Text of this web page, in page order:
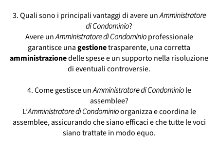
3. Quali sono i principali vantaggi di avere unAmministratore
di Condominio?
Avere unAmministratore di Condominioprofessionale
garantisce unagestionetrasparente, una corretta
amministrazionedelle spese e un supporto nella risoluzione
di eventuali controversie.
4. Come gestisce unAmministratore di Condominiole
assemblee?
L’Amministratore di Condominioorganizza e coordina le
assemblee, assicurando che siano efficaci e che tutte le voci
siano trattate in modo equo.